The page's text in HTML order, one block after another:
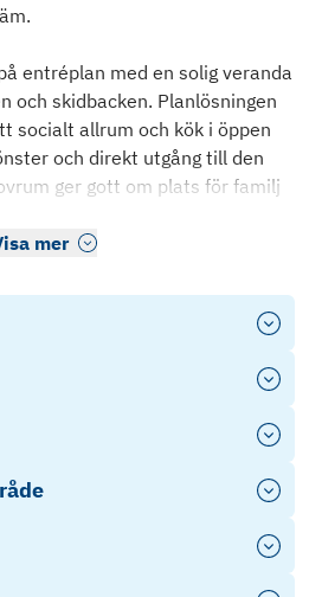
entréplan med en solig veranda
och skidbacken. Planlösningen
socialt allrum och kök i öppen
och direkt utgång till den
ger gott om plats för familj
mer